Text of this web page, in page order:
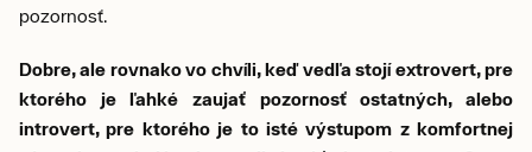
pozornosť.
Dobre, ale rovnako vo chvíli, keď vedľa stojí extrovert, pre
ktorého je ľahké zaujať pozornosť ostatných, alebo
introvert, pre ktorého je to isté výstupom z komfortnej